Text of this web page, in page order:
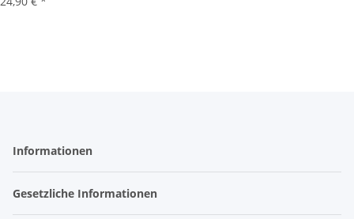
Informationen
Gesetzliche Informationen